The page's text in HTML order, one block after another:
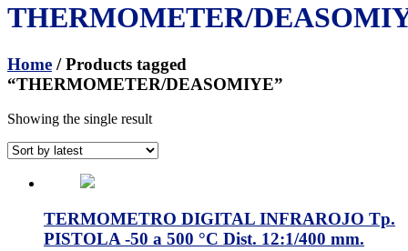
THERMOMETER/
Home / Products tagged
“THERMOMETER/DEASOMIYE”
Showing the single result
TERMOMETRO DIGITAL INFRAROJO Tp.
PISTOLA -50 a 500 °C Dist. 12:1/400 mm.